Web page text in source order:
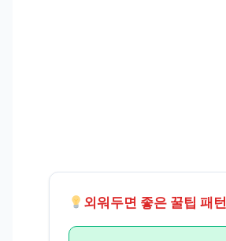
외워두면 좋은 꿀팁 패턴